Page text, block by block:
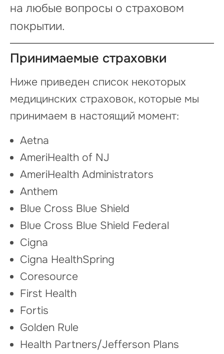
на любые вопросы о страховом
покрытии.
Принимаемые страховки
Ниже приведен список некоторых
медицинских страховок, которые мы
принимаем в настоящий момент:
Aetna
AmeriHealth of NJ
AmeriHealth Administrators
Anthem
Blue Cross Blue Shield
Blue Cross Blue Shield Federal
Cigna
Cigna HealthSpring
Coresource
First Health
Fortis
Golden Rule
Health Partners/Jefferson Plans